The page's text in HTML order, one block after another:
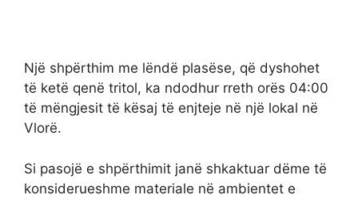
Një shpërthim me lëndë plasëse, që dyshohet
të ketë qenë tritol, ka ndodhur rreth orës 04:00
të mëngjesit të kësaj të enjteje në një lokal në
Vlorë.
Si pasojë e shpërthimit janë shkaktuar dëme të
konsiderueshme materiale në ambientet e